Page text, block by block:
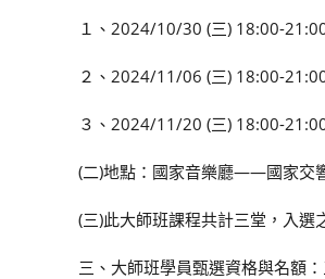
１、2024/10/30 (三) 18:00-
２、2024/11/06 (三) 18:00-
３、2024/11/20 (三) 18:00-
(二)地點：國家音樂廳——國家交
(三)此大師班課程共計三堂，入選
三、大師班學員甄選資格與名額